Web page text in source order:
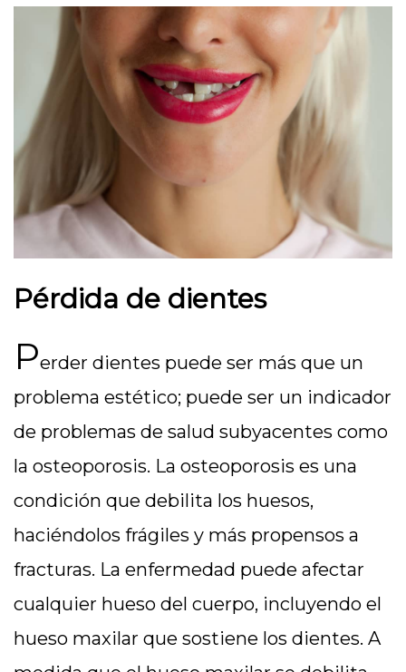
Pérdida de dientes
Perder dientes puede ser más que un
problema estético; puede ser un indicador
de problemas de salud subyacentes como
la osteoporosis. La osteoporosis es una
condición que debilita los huesos,
haciéndolos frágiles y más propensos a
fracturas. La enfermedad puede afectar
cualquier hueso del cuerpo, incluyendo el
hueso maxilar que sostiene los dientes. A